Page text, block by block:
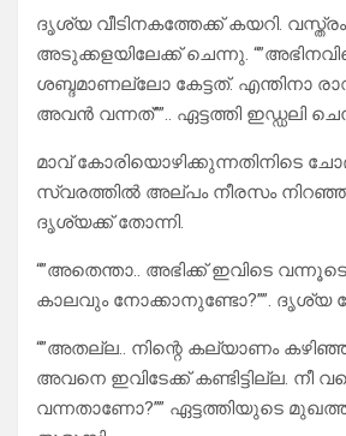
ദൃശ്യ വീടിനകത്തേക്ക് കയറി. വസ്ത്രം
അടുക്കളയിലേക്ക്‌ ചെന്നു.
ശബ്ദമാണല്ലോ കേട്ടത്. എന്തിനാ
അവൻ വന്നത്””.. ഏട്ടത്തി ഇഡ്ഡലി
മാവ് കോരിയൊഴിക്കുന്നതിനിടെ
സ്വരത്തിൽ അല്പം നീരസം
ദൃശ്യക്ക് തോന്നി.
“”അതെന്താ.. അഭിക്ക് ഇവിടെ
കാലവും നോക്കാനുണ്ടോ?””. ദൃശ്യ
“”അതല്ല.. നിന്റെ കല്യാണം
അവനെ ഇവിടേക്ക് കണ്ടിട്ടില്ല. നീ
വന്നതാണോ?”” ഏട്ടത്തിയുടെ